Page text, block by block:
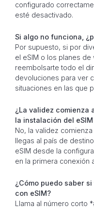
configurado
esté desactivado.
Si algo no funciona,
Por supuesto, si por
el eSIM o los planes
reembolsarte todo el
devoluciones para ver
situaciones en las que
¿La validez comienza
la instalación del
No, la validez
llegas al país de
eSIM desde la
en la primera conexión
¿Cómo puedo saber
con eSIM?
Llama al número corto